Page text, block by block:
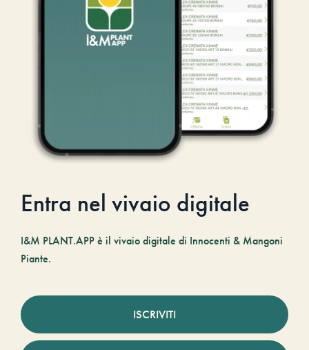
Entra nel vivaio digitale
I&M PLANT.APP è il vivaio digitale di Innocenti & Mangoni
Piante.
ISCRIVITI